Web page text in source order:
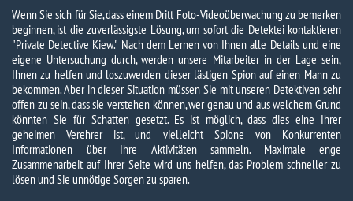
Wenn Sie sich für Sie, dass einem Dritt Foto-Videoüberwachung zu bemerken
beginnen, ist die zuverlässigste Lösung, um sofort die Detektei kontaktieren
"Private Detective Kiew." Nach dem Lernen von Ihnen alle Details und eine
eigene Untersuchung durch, werden unsere Mitarbeiter in der Lage sein,
Ihnen zu helfen und loszuwerden dieser lästigen Spion auf einen Mann zu
bekommen. Aber in dieser Situation müssen Sie mit unseren Detektiven sehr
offen zu sein, dass sie verstehen können, wer genau und aus welchem ​​Grund
könnten Sie für Schatten gesetzt. Es ist möglich, dass dies eine Ihrer
geheimen Verehrer ist, und vielleicht Spione von Konkurrenten
Informationen über Ihre Aktivitäten sammeln. Maximale enge
Zusammenarbeit auf Ihrer Seite wird uns helfen, das Problem schneller zu
lösen und Sie unnötige Sorgen zu sparen.